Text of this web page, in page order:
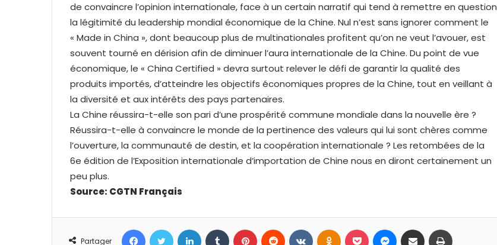
de convaincre l’opinion internationale, face à un certain narratif qui tend à remettre en question
la légitimité du leadership mondial économique de la Chine. Nul n’est sans ignorer comment le
« Made in China », dont beaucoup plus de multinationales profitent qu’on ne veut l’avouer, est
souvent tourné en dérision afin de diminuer l’aura internationale de la Chine. Du point de vue
économique, le « China Certified » devra surtout relever le défi de garantir la qualité des
produits importés, d’atteindre les objectifs économiques propres de la Chine, tout en veillant à
la diversité et aux intérêts des pays partenaires.
La Chine réussira-t-elle son pari d’une prospérité commune mondiale dans la nouvelle ère ?
Réussira-t-elle à convaincre le monde de la pertinence des valeurs qui lui sont chères comme
l’ouverture, la communauté de destin, et la coopération internationale ? Les retombées de la
6e édition de l’Exposition internationale d’importation de Chine nous en diront certainement un
peu plus.
Source: CGTN Français
Partager